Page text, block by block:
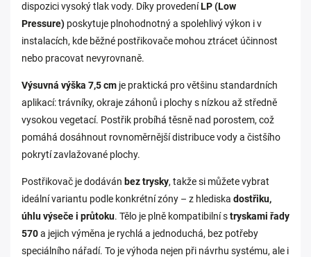
dispozici vysoký tlak vody. Díky provedeníLP (Low
Pressure) poskytuje plnohodnotný a spolehlivý výkon i v
instalacích, kde běžné postřikovače mohou ztrácet účinnost
nebo pracovat nevyrovnaně.
Výsuvná výška 7,5 cm je praktická pro většinu standardních
aplikací: trávníky, okraje záhonů i plochy s nízkou až středně
vysokou vegetací. Postřik probíhá těsně nad porostem, což
pomáhá dosáhnout rovnoměrnější distribuce vody a čistšího
pokrytí zavlažované plochy.
Postřikovač je dodáván bez trysky, takže si můžete vybrat
ideální variantu podle konkrétní zóny – z hlediska dostřiku,
úhlu výseče i průtoku. Tělo je plně kompatibilní stryskami řady
570a jejich výměna je rychlá a jednoduchá, bez potřeby
speciálního nářadí. To je výhoda nejen při návrhu systému, ale i